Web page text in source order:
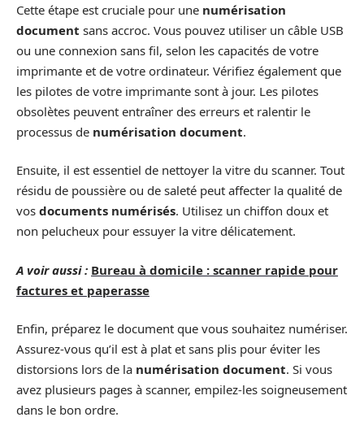
Cette étape est cruciale pour une numérisation
document sans accroc. Vous pouvez utiliser un câble USB
ou une connexion sans fil, selon les capacités de votre
imprimante et de votre ordinateur. Vérifiez également que
les pilotes de votre imprimante sont à jour. Les pilotes
obsolètes peuvent entraîner des erreurs et ralentir le
processus de numérisation document.
Ensuite, il est essentiel de nettoyer la vitre du scanner. Tout
résidu de poussière ou de saleté peut affecter la qualité de
vos documents numérisés. Utilisez un chiffon doux et
non pelucheux pour essuyer la vitre délicatement.
A voir aussi : Bureau à domicile : scanner rapide pour
factures et paperasse
Enfin, préparez le document que vous souhaitez numériser.
Assurez-vous qu’il est à plat et sans plis pour éviter les
distorsions lors de la numérisation document. Si vous
avez plusieurs pages à scanner, empilez-les soigneusement
dans le bon ordre.